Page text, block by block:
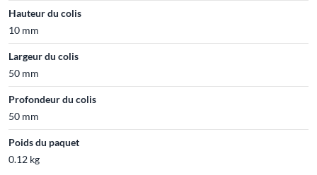
Hauteur du colis
10 mm
Largeur du colis
50 mm
Profondeur du colis
50 mm
Poids du paquet
0.12 kg